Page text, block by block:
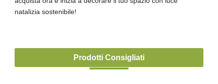
natalizia sostenibile!
Prodotti Consigliati